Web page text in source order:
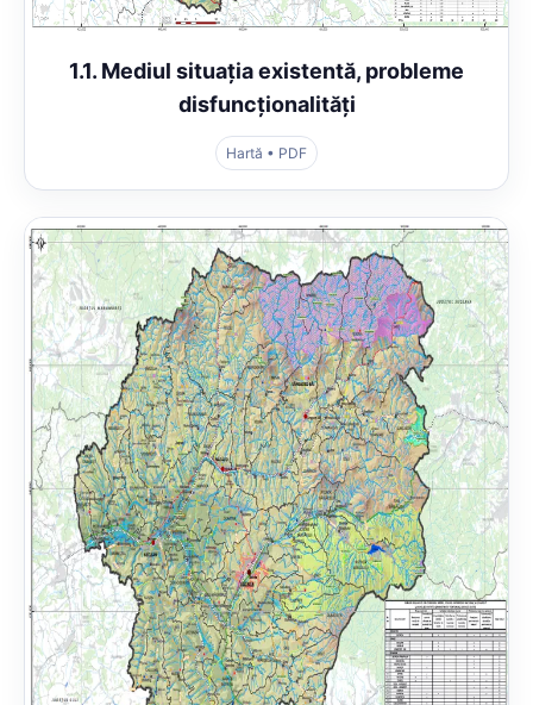
1.1. Mediul situația existentă, probleme
disfuncționalități
Hartă • PDF